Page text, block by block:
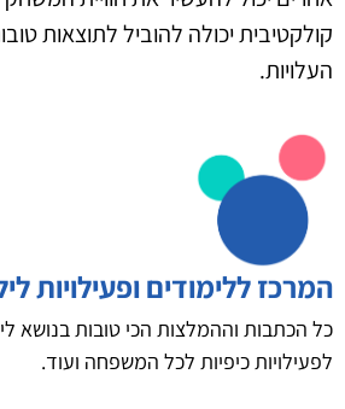
קולקטיבית יכולה להוביל לתוצאות
העלויות.
המרכז ללימודים ופעילויות
כל הכתבות וההמלצות הכי טובות בנושא
לפעילויות כיפיות לכל המשפחה ועוד.